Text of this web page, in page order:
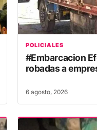
POLICIALES
#Embarcacion
robadas a
6 agosto, 2026